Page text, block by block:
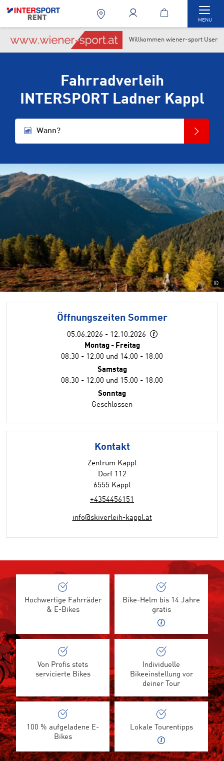
MENU
Willkommen wiener-sport User
Fahrradverleih
INTERSPORT Ladner Kappl
Wann?
©
Öffnungszeiten Sommer
05.06.2026 - 12.10.2026
Montag - Freitag
08:30 - 12:00 und 14:00 - 18:00
Samstag
08:30 - 12:00 und 15:00 - 18:00
Sonntag
Geschlossen
Kontakt
Zentrum Kappl
Dorf 112
6555 Kappl
+4354456151
info@skiverleih-kappl.at
Hochwertige Fahrräder
& E-Bikes
Bike-Helm bis 14 Jahre
gratis
Von Profis stets
servicierte Bikes
Individuelle
Bikeeinstellung vor
deiner Tour
100 % aufgeladene E-
Bikes
Lokale Tourentipps